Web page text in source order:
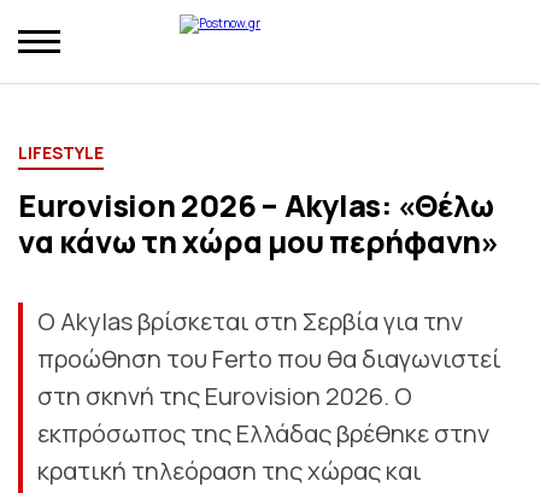
LIFESTYLE
Eurovision 2026 – Akylas: «Θέλω
να κάνω τη χώρα μου περήφανη»
O Akylas βρίσκεται στη Σερβία για την
προώθηση του Ferto που θα διαγωνιστεί
στη σκηνή της Eurovision 2026. O
εκπρόσωπος της Ελλάδας βρέθηκε στην
κρατική τηλεόραση της χώρας και